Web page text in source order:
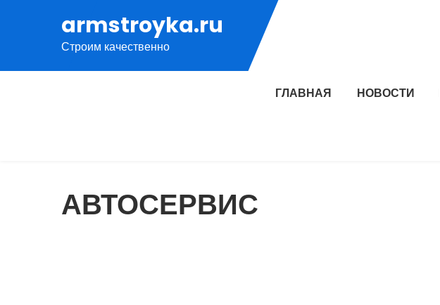
содержимому
armstroyka.ru
Строим качественно
ГЛАВНАЯ НОВОСТИ
АВТОСЕРВИС